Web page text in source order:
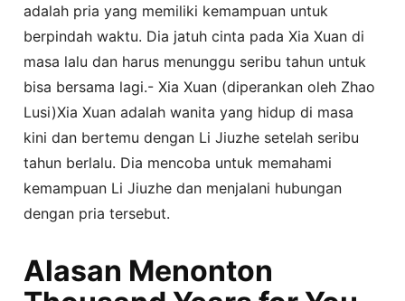
adalah pria yang memiliki kemampuan untuk
berpindah waktu. Dia jatuh cinta pada Xia Xuan di
masa lalu dan harus menunggu seribu tahun untuk
bisa bersama lagi.- Xia Xuan (diperankan oleh Zhao
Lusi)Xia Xuan adalah wanita yang hidup di masa
kini dan bertemu dengan Li Jiuzhe setelah seribu
tahun berlalu. Dia mencoba untuk memahami
kemampuan Li Jiuzhe dan menjalani hubungan
dengan pria tersebut.
Alasan Menonton